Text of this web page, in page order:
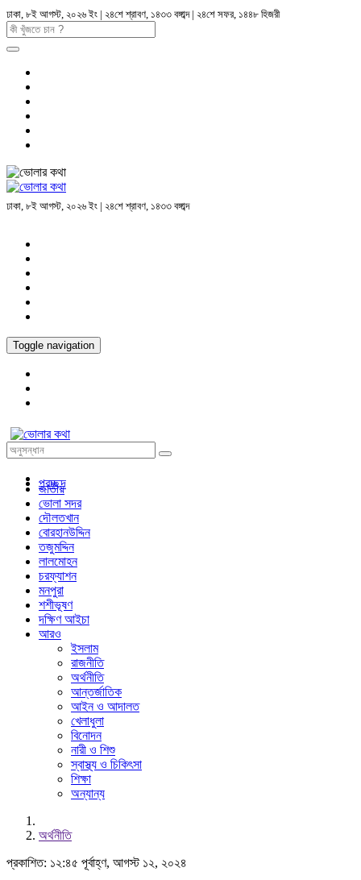
ঢাকা, ৮ই আগস্ট, ২০২৬ ইং | ২৪শে শ্রাবণ, ১৪৩৩ বঙ্গাব্দ | ২৪শে সফর, ১৪৪৮ হিজরী
ঢাকা, ৮ই আগস্ট, ২০২৬ ইং | ২৪শে শ্রাবণ, ১৪৩৩ বঙ্গাব্দ
Toggle navigation
প্রচ্ছদ
জাতীয়
ভোলা সদর
দৌলতখান
বোরহানউদ্দিন
তজুমদ্দিন
লালমোহন
চরফ্যাশন
মনপুরা
শশীভূষণ
দক্ষিণ আইচা
আরও
ইসলাম
রাজনীতি
অর্থনীতি
আন্তর্জাতিক
আইন ও আদালত
খেলাধুলা
বিনোদন
নারী ও শিশু
স্বাস্থ্য ও চিকিৎসা
শিক্ষা
অন্যান্য
অর্থনীতি
প্রকাশিত: ১২:৪৫ পূর্বাহ্ণ, আগস্ট ১২, ২০২৪